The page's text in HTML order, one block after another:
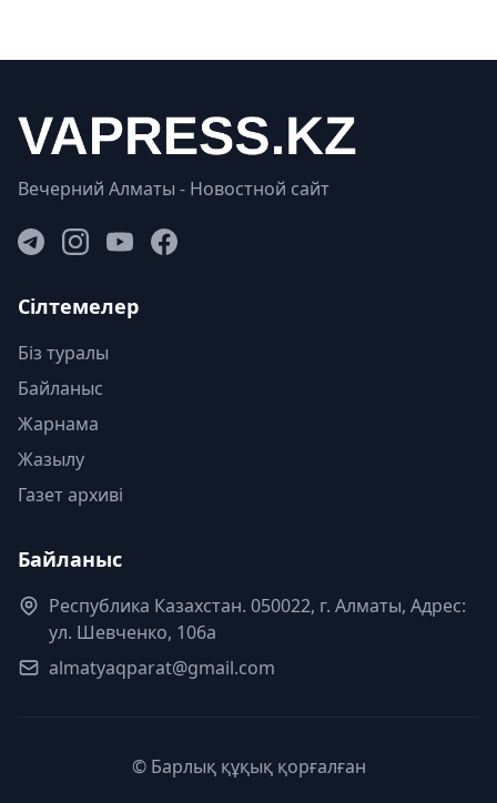
Вечерний Алматы - Новостной сайт
Сілтемелер
Біз туралы
Байланыс
Жарнама
Жазылу
Газет архиві
Байланыс
Республика Казахстан. 050022, г. Алматы, Адрес:
ул. Шевченко, 106а
almatyaqparat@gmail.com
© Барлық құқық қорғалған